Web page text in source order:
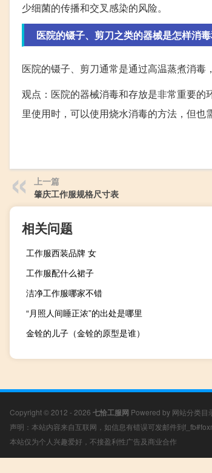
少细菌的传播和交叉感染的风险。
医院的镊子、剪刀之类的器械是怎样消
医院的镊子、剪刀通常是通过高温蒸煮消毒
观点：医院的器械消毒和存放是非常重要
里使用时，可以使用烧水消毒的方法，但也
上一篇
肇庆工作服规格尺寸表
相关问题
工作服西装品牌 女
工作服配什么裙子
洁净工作服哪家不错
“月照人间睡正浓”的出处是哪里
金铨的儿子（金铨的原型是谁）
Copyright © 2012 - 2026 七恰工服网 Powered by 网站分类目
声明：本站内容来自互联网，如信息有错误可发邮件到
本站仅为个人兴趣爱好，不接盈利性广告及商业合作